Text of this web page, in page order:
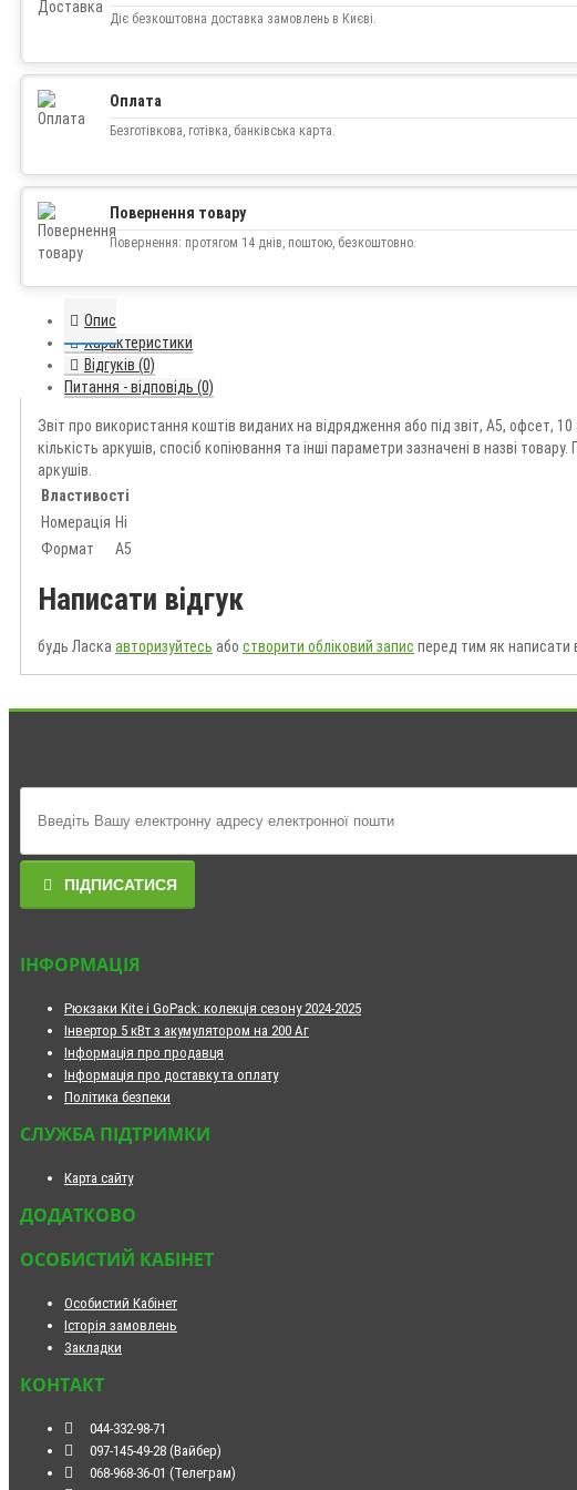
Діє безкоштовна доставка замовлень в Києві.
Оплата
Безготівкова, готівка, банківська карта.
Повернення товару
Повернення: протягом 14 днів, поштою, безкоштовно.
Опис
Характеристики
Відгуків (0)
Питання - відповідь (0)
Звіт про використання коштів виданих на відрядження або під звіт, А5, офсет,
кількість аркушів, спосіб копіювання та інші параметри зазначені в назві
аркушів.
Властивості
Номерація Ні
Формат
А5
Написати відгук
будь Ласка авторизуйтесь або створити обліковий запис перед тим як написати
ПІДПИСАТИСЯ
ІНФОРМАЦІЯ
Рюкзаки Kite і GoPack: колекція сезону 2024-2025
Інвертор 5 кВт з акумулятором на 200 Аг
Інформація про продавця
Інформація про доставку та оплату
Політика безпеки
СЛУЖБА ПІДТРИМКИ
Карта сайту
ДОДАТКОВО
ОСОБИСТИЙ КАБІНЕТ
Особистий Кабінет
Історія замовлень
Закладки
КОНТАКТ
044-332-98-71
097-145-49-28 (Вайбер)
068-968-36-01 (Телеграм)